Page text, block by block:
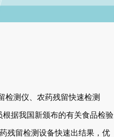
检测仪、​农药残留快速检测
根据我国新颁布的有关食品检验
残留检测设备快速出结果，优